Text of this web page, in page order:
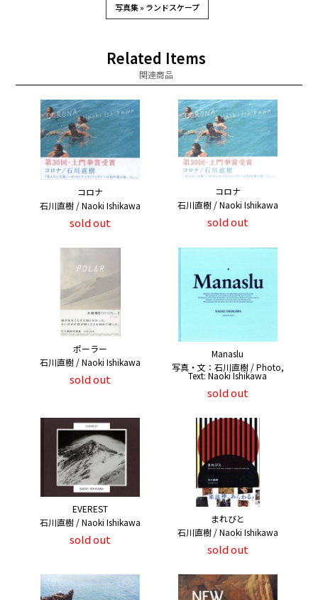
写真集 » ランドスケープ
Related Items
関連商品
コロナ
石川直樹 / Naoki Ishikawa
sold out
コロナ
石川直樹 / Naoki Ishikawa
sold out
ポーラー
石川直樹 / Naoki Ishikawa
sold out
Manaslu
写真・文：石川直樹 / Photo,
Text: Naoki Ishikawa
sold out
EVEREST
石川直樹 / Naoki Ishikawa
sold out
まれびと
石川直樹 / Naoki Ishikawa
sold out